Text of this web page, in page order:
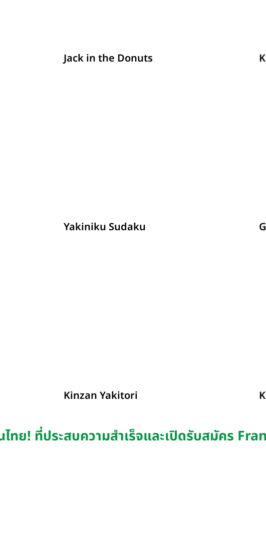
Jack in the Donuts
Yakiniku Sudaku
Kinzan Yakitori
ทย! ที่ประสบความสำเร็จและเปิดรับสมัคร